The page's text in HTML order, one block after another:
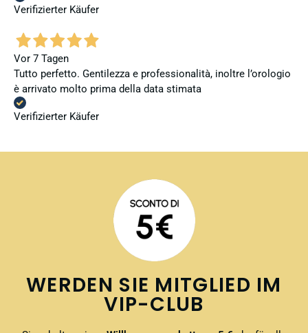
Verifizierter Käufer
Vor 7 Tagen
Tutto perfetto. Gentilezza e professionalità, inoltre l’orologio
è arrivato molto prima della data stimata
Verifizierter Käufer
WERDEN SIE MITGLIED IM
VIP-CLUB